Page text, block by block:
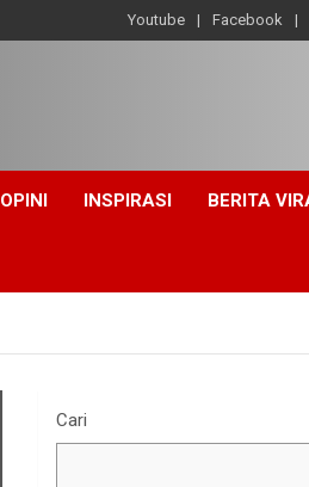
Youtube Facebook
OPINI INSPIRASI BERITA
Cari